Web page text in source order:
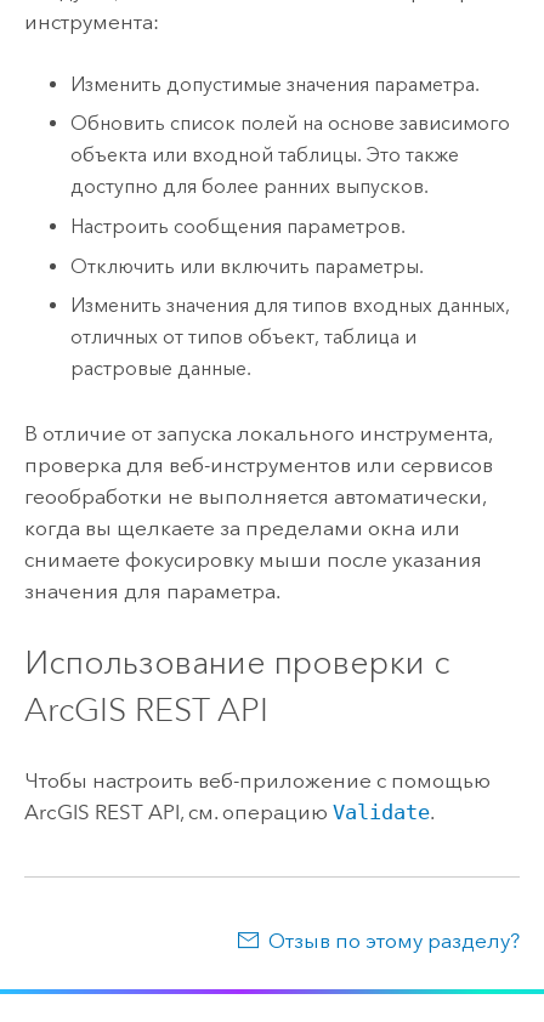
инструмента:
Изменить допустимые значения параметра.
Обновить список полей на основе зависимого
объекта или входной таблицы. Это также
доступно для более ранних выпусков.
Настроить сообщения параметров.
Отключить или включить параметры.
Изменить значения для типов входных данных,
отличных от типов объект, таблица и
растровые данные.
В отличие от запуска локального инструмента,
проверка для веб-инструментов или сервисов
геообработки не выполняется автоматически,
когда вы щелкаете за пределами окна или
снимаете фокусировку мыши после указания
значения для параметра.
Использование проверки с
ArcGIS REST API
Чтобы настроить веб-приложение с помощью
ArcGIS REST API, см. операцию Validate.
Отзыв по этому разделу?